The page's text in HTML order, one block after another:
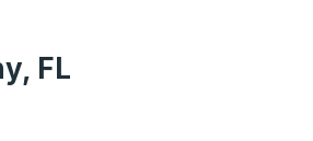
FL
sur cette gare routière